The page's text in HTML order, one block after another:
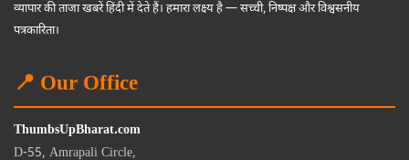
व्यापार की ताजा खबरें हिंदी में देते हैं। हमारा लक्ष्य है — सच्ची, निष्पक्ष और विश्वसनीय
पत्रकारिता।
📍 Our Office
ThumbsUpBharat.com
D-55, Amrapali Circle,